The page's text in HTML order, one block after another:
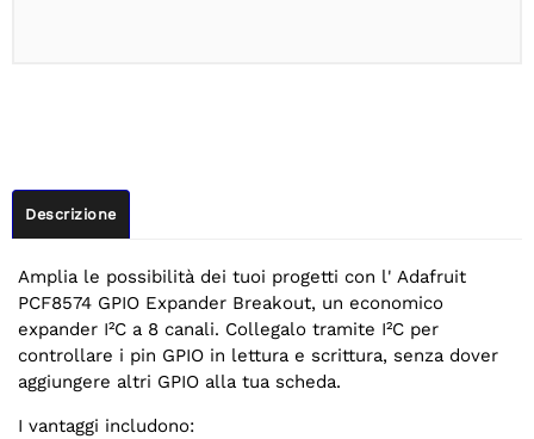
Descrizione
Amplia le possibilità dei tuoi progetti con l' Adafruit
PCF8574 GPIO Expander Breakout, un economico
expander I²C a 8 canali. Collegalo tramite I²C per
controllare i pin GPIO in lettura e scrittura, senza dover
aggiungere altri GPIO alla tua scheda.
I vantaggi includono: